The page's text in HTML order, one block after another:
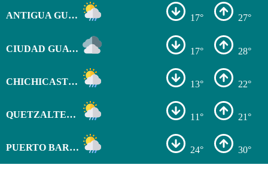
ANTIGUA GUATEMALA 17° 27°
CIUDAD GUATEMALA 17° 28°
CHICHICASTENANGO 13° 22°
QUETZALTENANGO 11° 21°
PUERTO BARRIOS 24° 30°